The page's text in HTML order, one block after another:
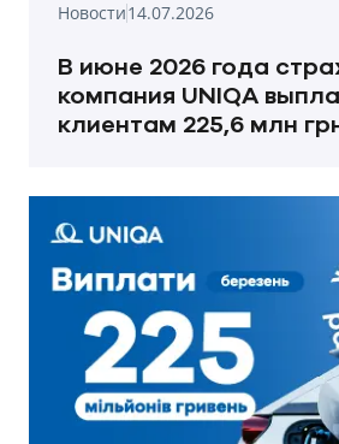
Новости14.07.2026
В июне 2026 года
компания UNIQA
клиентам 225,6 млн